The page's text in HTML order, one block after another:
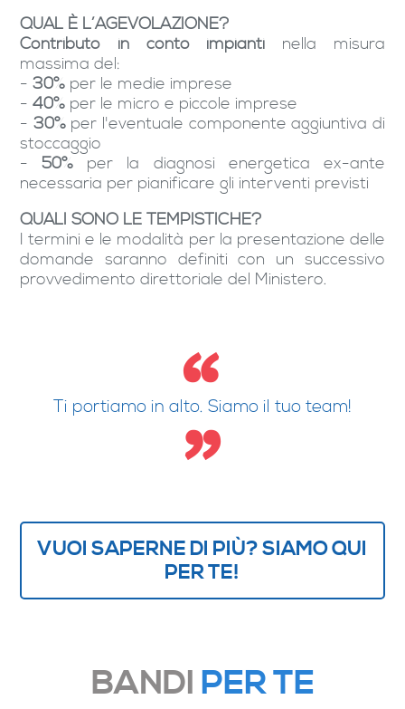
QUAL È L’AGEVOLAZIONE?
Contributo in conto impianti nella misura
massima del:
-30% per le medie imprese
-40% per le micro e piccole imprese
- 30%per l'eventuale componente aggiuntiva di
stoccaggio
-50% per la diagnosi energetica ex-ante
necessaria per pianificare gli interventi previsti
QUALI SONO LE TEMPISTICHE?
I termini e le modalità per la presentazione delle
domande saranno definiti con un successivo
provvedimento direttoriale del Ministero.
Ti portiamo in alto. Siamo il tuo team!
VUOI SAPERNE DI PIÙ? SIAMO QUI
PER TE!
BANDI PER TE